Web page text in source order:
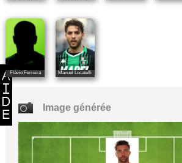
Flávio Ferreira Manuel Locatelli
Image générée